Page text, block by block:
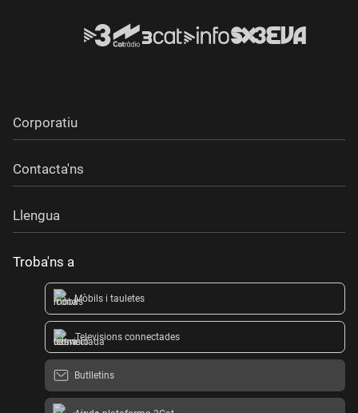
Corporatiu
Contacta'ns
Llengua
Troba'ns a
Mòbils i tauletes
Televisions connectades
Butlletins